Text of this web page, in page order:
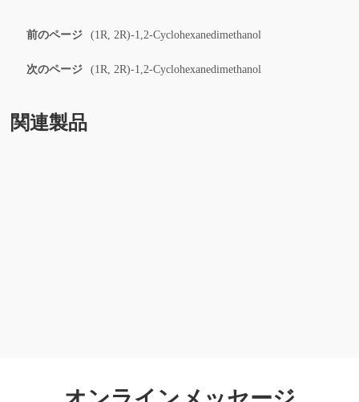
前のページ (1R, 2R)-1,2-Cyclohexanedimethanol
次のページ (1R, 2R)-1,2-Cyclohexanedimethanol
関連製品